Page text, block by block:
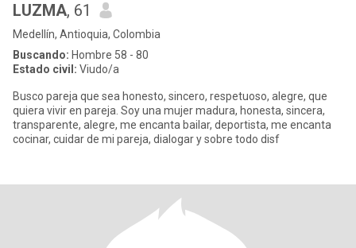
LUZMA, 61
Medellín, Antioquia, Colombia
Buscando: Hombre 58 - 80
Estado civil: Viudo/a
Busco pareja que sea honesto, sincero, respetuoso, alegre, que
quiera vivir en pareja. Soy una mujer madura, honesta, sincera,
transparente, alegre, me encanta bailar, deportista, me encanta
cocinar, cuidar de mi pareja, dialogar y sobre todo disf